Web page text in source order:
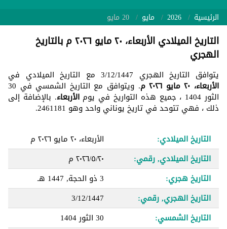
الرئيسية 2026 مايو 20 مايو
التاريخ الميلادي الأربعاء، ٢٠ مايو ٢٠٢٦ م بالتاريخ
الهجري
يتوافق التاريخ الهجري 3/12/1447 مع التاريخ الميلادي في
الأربعاء، ٢٠ مايو ٢٠٢٦ م . ويتوافق مع التاريخ الشمسي في 30
الثور 1404 ، جميع هذه التواريخ في يوم الأربعاء. بالإضافة إلى
ذلك ، فهي تتوحد في تاريخ يوناني واحد وهو 2461181.
التاريخ الميلادي:
الأربعاء، ٢٠ مايو ٢٠٢٦ م
التاريخ الميلادي, رقمي:
٢٠‏/٥‏/٢٠٢٦ م
التاريخ هجري:
3 ذو الحجة, 1447 هـ
التاريخ الهجري, رقمي:
3/12/1447
التاريخ الشمسي:
30 الثور 1404